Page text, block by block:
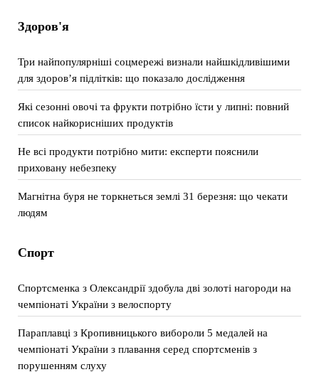
Здоров'я
Три найпопулярніші соцмережі визнали найшкідливішими
для здоров’я підлітків: що показало дослідження
Які сезонні овочі та фрукти потрібно їсти у липні: повний
список найкорисніших продуктів
Не всі продукти потрібно мити: експерти пояснили
приховану небезпеку
Магнітна буря не торкнеться землі 31 березня: що чекати
людям
Спорт
Спортсменка з Олександрії здобула дві золоті нагороди на
чемпіонаті України з велоспорту
Параплавці з Кропивницького вибороли 5 медалей на
чемпіонаті України з плавання серед спортсменів з
порушенням слуху